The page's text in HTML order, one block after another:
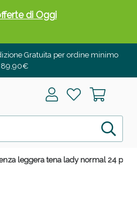
Gratuita per ordine minimo
89,90€
leggera tena lady normal 24 pezzi
di Oggi